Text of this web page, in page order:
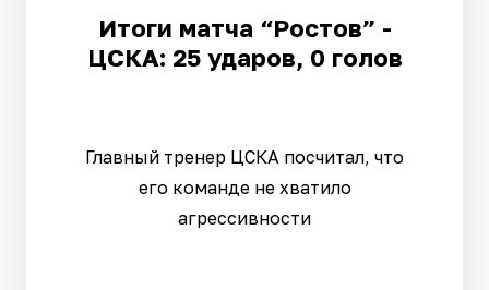
Итоги матча “Ростов” -
ЦСКА: 25 ударов, 0 голов
Главный тренер ЦСКА посчитал, что
его команде не хватило
агрессивности